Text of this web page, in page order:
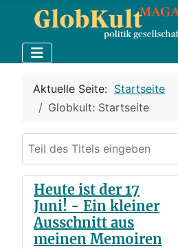
Aktuelle Seite: Startseite
Globkult: Startseite
Heute ist der 17
Juni! - Ein kleiner
Ausschnitt aus
meinen Memoiren